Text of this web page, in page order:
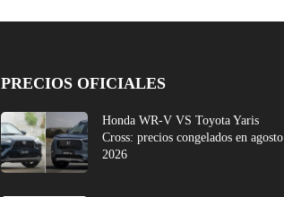
PRECIOS OFICIALES
Honda WR-V VS Toyota Yaris
Cross: precios congelados en agosto
2026